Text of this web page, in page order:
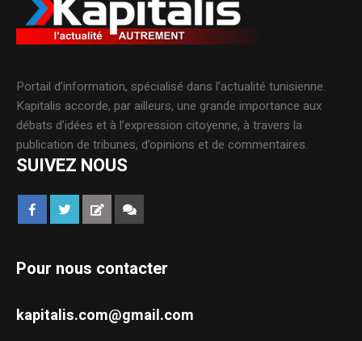
Portail d’information, spécialisé dans l’actualité tunisienne.
Kapitalis accorde, par ailleurs, une grande importance aux
débats d’idées et à l’expression citoyenne, à travers la
publication de tribunes, d’opinions et de commentaires.
SUIVEZ NOUS
Pour nous contacter
kapitalis.com@gmail.com